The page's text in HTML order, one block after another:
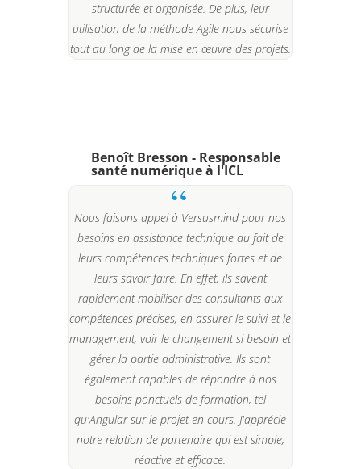
structurée et organisée. De plus, leur
utilisation de la méthode Agile nous sécurise
tout au long de la mise en œuvre des projets.
Benoît Bresson - Responsable
santé numérique à l'ICL
Nous faisons appel à Versusmind pour nos
besoins en assistance technique du fait de
leurs compétences techniques fortes et de
leurs savoir faire. En effet, ils savent
rapidement mobiliser des consultants aux
compétences précises, en assurer le suivi et le
management, voir le changement si besoin et
gérer la partie administrative. Ils sont
également capables de répondre à nos
besoins ponctuels de formation, tel
qu'Angular sur le projet en cours. J'apprécie
notre relation de partenaire qui est simple,
réactive et efficace.